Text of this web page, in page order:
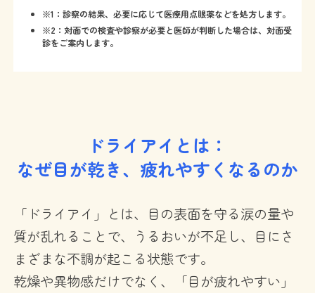
※1：診察の結果、必要に応じて医療用点眼薬などを処方します。
※2：対面での検査や診察が必要と医師が判断した場合は、対面受
診をご案内します。
ドライアイとは：
なぜ目が乾き、疲れやすくなるのか
「ドライアイ」とは、目の表面を守る涙の量や
質が乱れることで、うるおいが不足し、目にさ
まざまな不調が起こる状態です。
乾燥や異物感だけでなく、「目が疲れやすい」